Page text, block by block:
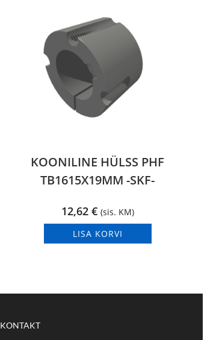
KOONILINE HÜLSS PHF
TB1615X19MM -SKF-
12,62 € (sis. KM)
LISA KORVI
KONTAKT